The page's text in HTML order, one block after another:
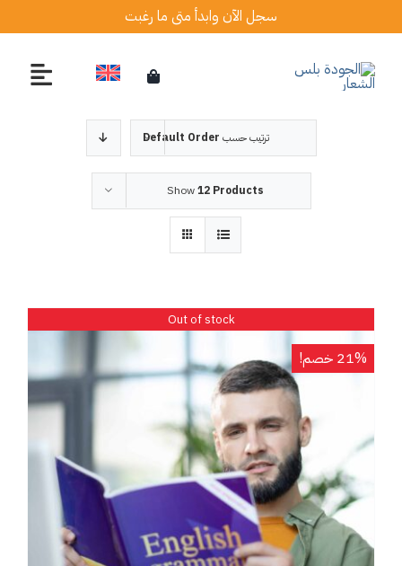
to
content
سجل الآن وابدأ متى ما رغبت
ترتيب حسب Default Order
Show12 Products
Out of stock
21% خصم!